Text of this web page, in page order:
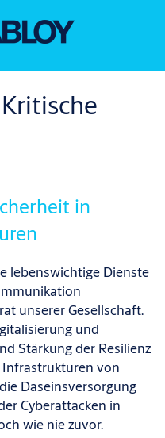
in
lebenswichtige Dienste
unserer Gesellschaft.
und
Stärkung der Resilienz
von
Daseinsversorgung
Cyberattacken in
wie nie zuvor.